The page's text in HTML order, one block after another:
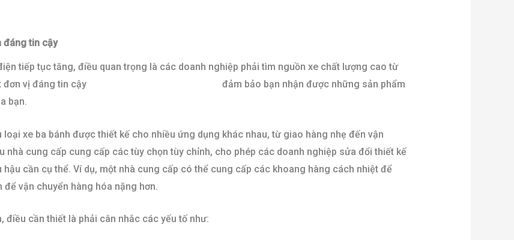
đáng tin cậy
tiếp tục tăng, điều quan trọng là các doanh nghiệp phải tìm nguồn xe chất lượng cao từ
đơn vị đáng tin cậy
đảm bảo bạn nhận được những sản phẩm
bạn.
xe ba bánh được thiết kế cho nhiều ứng dụng khác nhau, từ giao hàng nhẹ đến vận
nhà cung cấp cung cấp các tùy chọn tùy chỉnh, cho phép các doanh nghiệp sửa đổi thiết kế
cần cụ thể. Ví dụ, một nhà cung cấp có thể cung cấp các khoang hàng cách nhiệt để
vận chuyển hàng hóa nặng hơn.
điều cần thiết là phải cân nhắc các yếu tố như: